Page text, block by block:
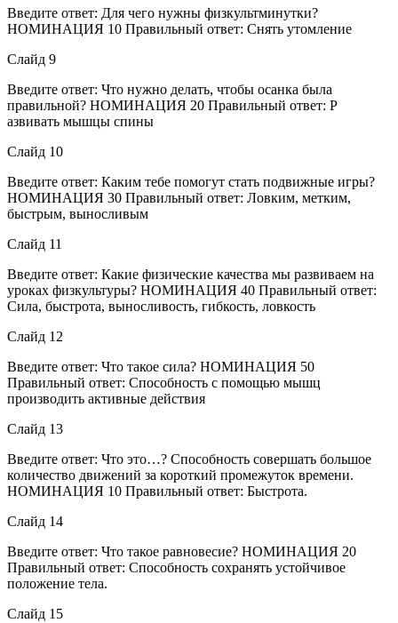
Введите ответ: Для чего нужны физкультминутки?
НОМИНАЦИЯ 10 Правильный ответ: Снять утомление
Слайд 9
Введите ответ: Что нужно делать, чтобы осанка была
правильной? НОМИНАЦИЯ 20 Правильный ответ: Р
азвивать мышцы спины
Слайд 10
Введите ответ: Каким тебе помогут стать подвижные игры?
НОМИНАЦИЯ 30 Правильный ответ: Ловким, метким,
быстрым, выносливым
Слайд 11
Введите ответ: Какие физические качества мы развиваем на
уроках физкультуры? НОМИНАЦИЯ 40 Правильный ответ:
Сила, быстрота, выносливость, гибкость, ловкость
Слайд 12
Введите ответ: Что такое сила? НОМИНАЦИЯ 50
Правильный ответ: Способность с помощью мышц
производить активные действия
Слайд 13
Введите ответ: Что это…? Способность совершать большое
количество движений за короткий промежуток времени.
НОМИНАЦИЯ 10 Правильный ответ: Быстрота.
Слайд 14
Введите ответ: Что такое равновесие? НОМИНАЦИЯ 20
Правильный ответ: Способность сохранять устойчивое
положение тела.
Слайд 15